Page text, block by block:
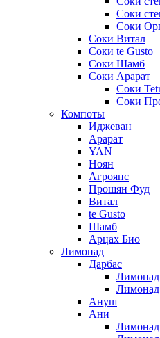
Соки
Соки
Соки Витал
Соки te Gusto
Соки Шамб
Соки Арарат
Соки
Соки
Компоты
Иджеван
Арарат
YAN
Ноян
Агроянс
Прошян Фуд
Витал
te Gusto
Шамб
Арцах Био
Лимонад
Дарбас
Лимонад
Ануш
Ани
Лимонад